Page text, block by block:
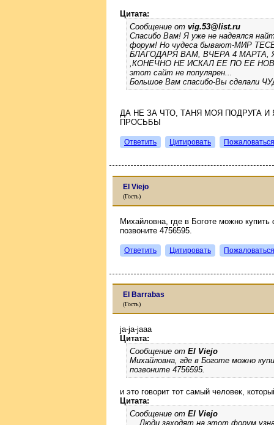
Цитата:
Сообщение от vig.53@list.ru
Спасибо Вам! Я уже не надеялся
форум! Но чудеса бывают-МИР
БЛАГОДАРЯ ВАМ, ВЧЕРА 4
,КОНЕЧНО НЕ ИСКАЛ ЕЕ ПО ЕЕ
этот сайт не популярен...
Большое Вам спасибо-Вы сделали
ДА НЕ ЗА ЧТО, ТАНЯ МОЯ ПОДРУГА
ПРОСЬБЫ
Ответить Цитировать Пожаловаться
El Viejo
(Гость)
Михайловна, где в Боготе можно
позвоните 4756595.
Ответить Цитировать Пожаловаться
El Barrabas
(Гость)
ja-ja-jaaa
Цитата:
Сообщение от El Viejo
Михайловна, где в Боготе можно
позвоните 4756595.
и это говорит тот самый человек,
Цитата:
Сообщение от El Viejo
... Люди заходят на этот форум